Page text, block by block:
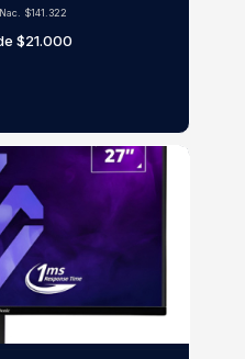
$141.322
$21.000